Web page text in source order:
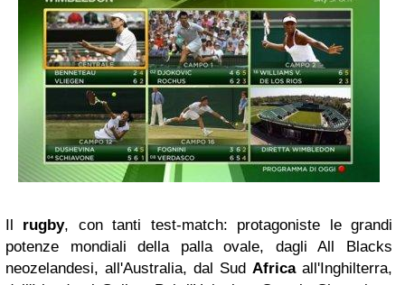
rugby, con tanti test-match: protagoniste le grandi
potenze mondiali della palla ovale, dagli All Blacks
neozelandesi, all'Australia, dal Sud Africaall'Inghilterra,